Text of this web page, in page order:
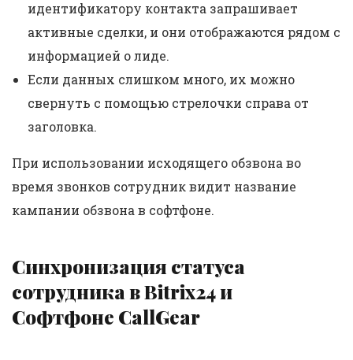
идентификатору контакта запрашивает
активные сделки, и они отображаются рядом с
информацией о лиде.
Если данных слишком много, их можно
свернуть с помощью стрелочки справа от
заголовка.
При использовании исходящего обзвона во
время звонков сотрудник видит название
кампании обзвона в софтфоне.
Синхронизация статуса
сотрудника в Bitrix24 и
Софтфоне CallGear